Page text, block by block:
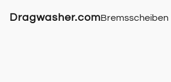
Dragwasher.comBremsscheiben